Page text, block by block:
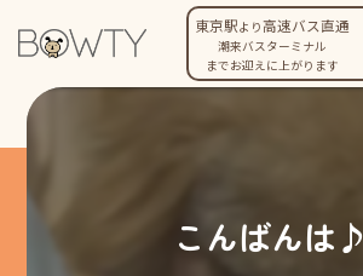
東京駅より高速バス直通
潮来バスターミナル
までお迎えに上がります
こんばんは♪